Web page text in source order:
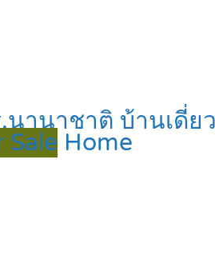
นานาชาติ บ้านเดี่
Sale Home